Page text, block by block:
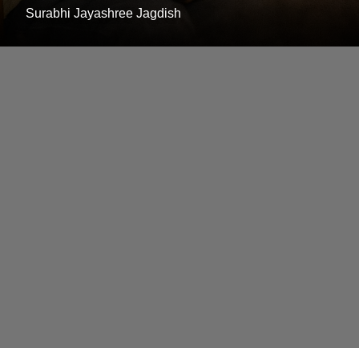
Surabhi Jayashree Jagdish